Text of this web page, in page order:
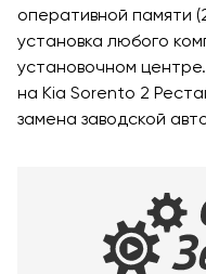
оперативной памяти
установка любого
установочном
на Kia Sorento 2
замена заводской